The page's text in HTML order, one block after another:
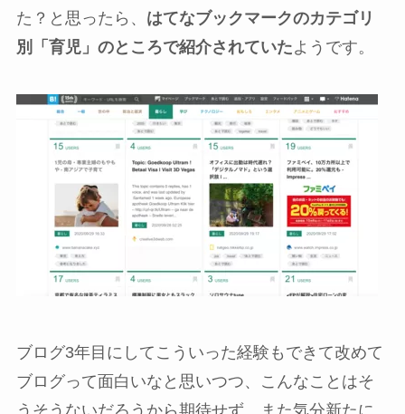
た？と思ったら、 はてなブックマークのカテゴリ
別「育児」のところで紹介されていたようです。
ブログ3年目にしてこういった経験もできて改めて
ブログって面白いなと思いつつ、こんなことはそ
うそうないだろうから期待せず、また気分新たに